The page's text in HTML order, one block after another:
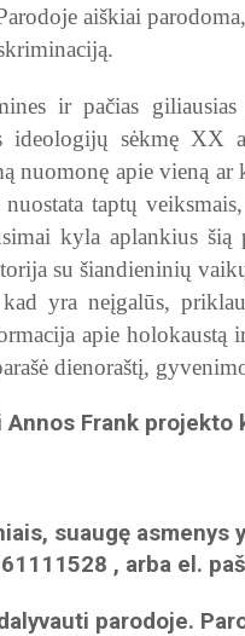
aiškiai
ir pačias
ideologijų sėkmę
nuomonę apie vieną
taptų
kyla aplankius šią
su šiandieninių
yra neįgalūs,
apie holokaustą
dienoraštį,
Frank
suaugę
, arba el.
parodoje.